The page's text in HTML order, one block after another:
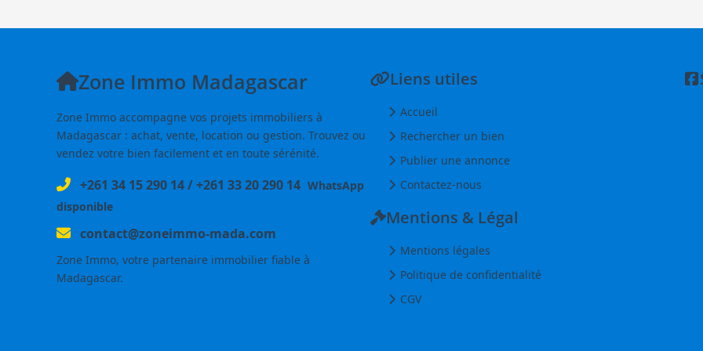
Zone Immo Madagascar
Zone Immo accompagne vos projets immobiliers à
Madagascar : achat, vente, location ou gestion. Trouvez ou
vendez votre bien facilement et en toute sérénité.
+261 34 15 290 14/+261 33 20 290 14 WhatsApp
disponible
contact@zoneimmo-mada.com
Zone Immo, votre partenaire immobilier fiable à
Madagascar.
Liens utiles
Accueil
Rechercher un bien
Publier une annonce
Contactez-nous
Mentions & Légal
Mentions légales
Politique de confidentialité
CGV